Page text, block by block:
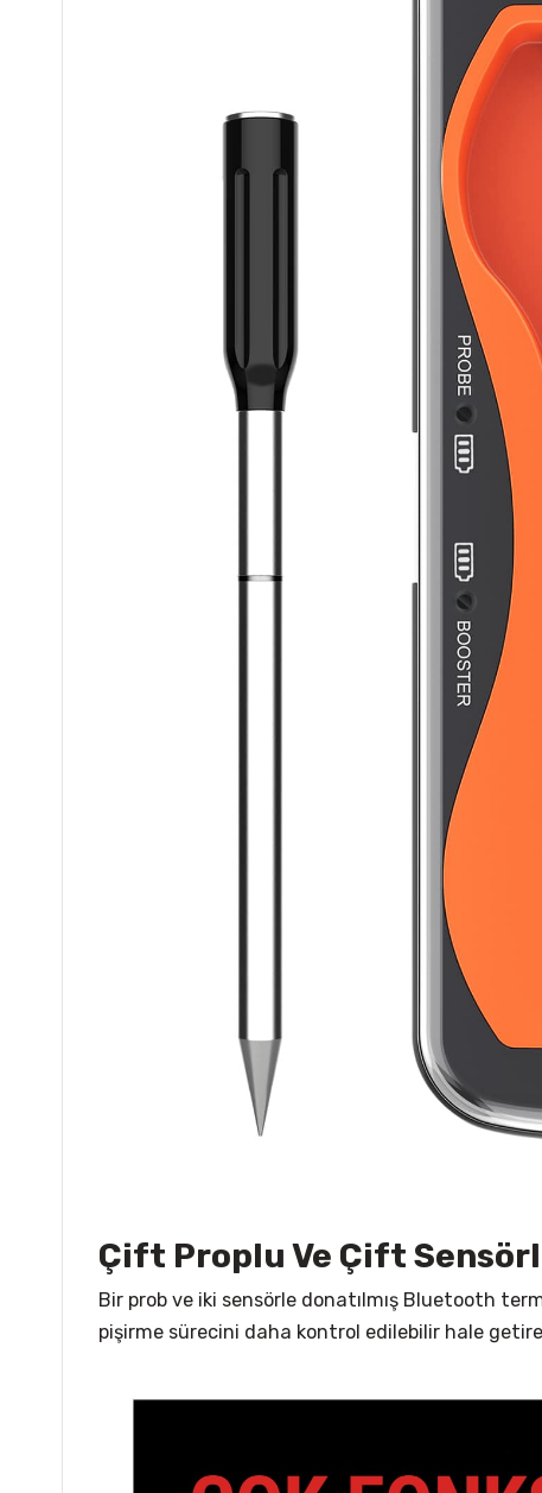
Çift Proplu Ve Çift
Bir prob ve iki sensörle donatılmış Bluetooth
pişirme sürecini daha kontrol edilebilir hale